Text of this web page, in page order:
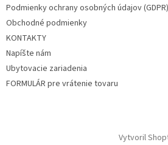
Podmienky ochrany osobných údajov (GDPR)
Obchodné podmienky
KONTAKTY
Napíšte nám
Ubytovacie zariadenia
FORMULÁR pre vrátenie tovaru
Vytvoril